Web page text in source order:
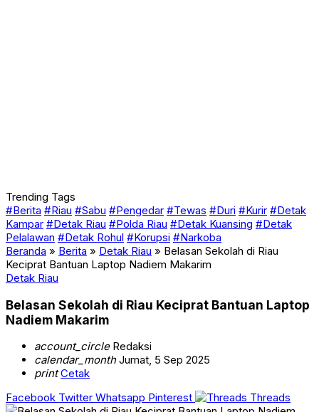
Trending Tags
#Berita #Riau #Sabu #Pengedar #Tewas #Duri #Kurir #Detak
Kampar #Detak Riau #Polda Riau #Detak Kuansing #Detak
Pelalawan #Detak Rohul #Korupsi #Narkoba
Beranda » Berita » Detak Riau » Belasan Sekolah di Riau
Keciprat Bantuan Laptop Nadiem Makarim
Detak Riau
Belasan Sekolah di Riau Keciprat Bantuan Laptop
Nadiem Makarim
account_circleRedaksi
calendar_monthJumat, 5 Sep 2025
print Cetak
Facebook Twitter Whatsapp Pinterest Threads